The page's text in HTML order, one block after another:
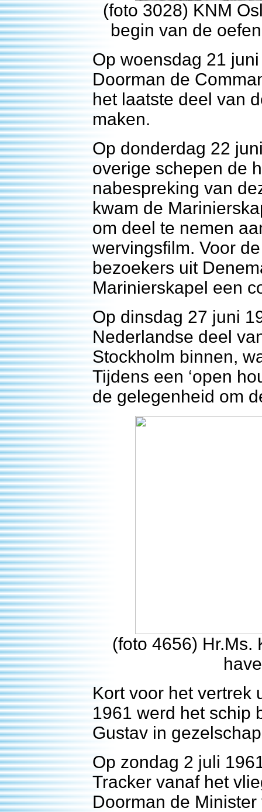
(foto 3028) KNM
begin van de
Op woensdag 21
Doorman de
het laatste deel van
maken.
Op donderdag 22
overige schepen de
nabespreking van
kwam de
om deel te nemen
wervingsfilm. Voor
bezoekers uit
Marinierskapel een
Op dinsdag 27 juni
Nederlandse deel
Stockholm binnen,
Tijdens een ‘open
de gelegenheid om
(foto 4656) Hr.Ms.
Kort voor het vertrek
1961 werd het schip
Gustav in
Op zondag 2 juli
Tracker vanaf het
Doorman de